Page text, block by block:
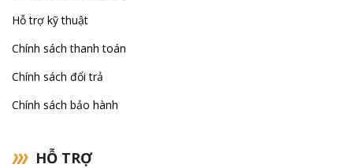
Hỗ trợ kỹ thuật
Chính sách thanh toán
Chính sách đổi trả
Chính sách bảo hành
HỖ TRỢ